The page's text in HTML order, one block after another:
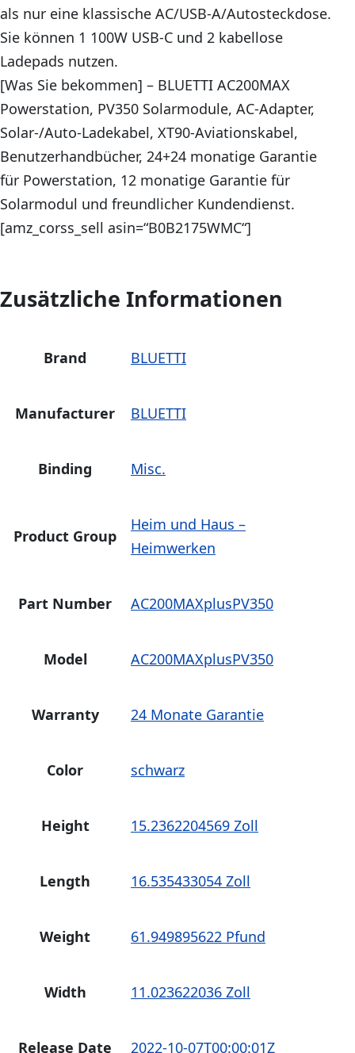
als nur eine klassische AC/USB-A/Autosteckdose.
Sie können 1 100W USB-C und 2 kabellose
Ladepads nutzen.
[Was Sie bekommen] – BLUETTI AC200MAX
Powerstation, PV350 Solarmodule, AC-Adapter,
Solar-/Auto-Ladekabel, XT90-Aviationskabel,
Benutzerhandbücher, 24+24 monatige Garantie
für Powerstation, 12 monatige Garantie für
Solarmodul und freundlicher Kundendienst.
[amz_corss_sell asin=“B0B2175WMC“]
Zusätzliche Informationen
Brand BLUETTI
Manufacturer BLUETTI
Binding Misc.
Product Group
Heim und Haus –
Heimwerken
Part Number AC200MAXplusPV350
Model AC200MAXplusPV350
Warranty 24 Monate Garantie
Color schwarz
Height 15.2362204569 Zoll
Length 16.535433054 Zoll
Weight 61.949895622 Pfund
Width 11.023622036 Zoll
Release Date 2022-10-07T00:00:01Z